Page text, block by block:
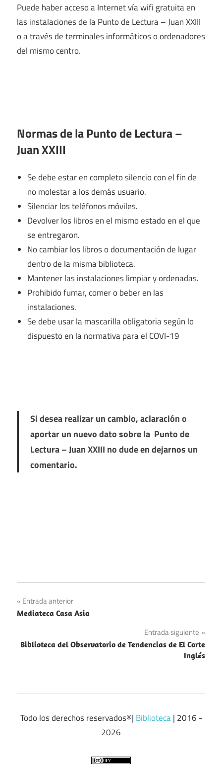
Puede haber acceso a Internet vía wifi gratuita en
las instalaciones de la Punto de Lectura – Juan XXIII
o a través de terminales informáticos o ordenadores
del mismo centro.
Normas de la Punto de Lectura –
Juan XXIII
Se debe estar en completo silencio con el fin de
no molestar a los demás usuario.
Silenciar los teléfonos móviles.
Devolver los libros en el mismo estado en el que
se entregaron.
No cambiar los libros o documentación de lugar
dentro de la misma biblioteca.
Mantener las instalaciones limpiar y ordenadas.
Prohibido fumar, comer o beber en las
instalaciones.
Se debe usar la mascarilla obligatoria según lo
dispuesto en la normativa para el COVI-19
Si desea realizar un cambio, aclaración o
aportar un nuevo dato sobre la Punto de
Lectura – Juan XXIII no dude en dejarnos un
comentario.
Navegación
de
entradas
Entrada anterior
Mediateca Casa Asia
Entrada siguiente
Biblioteca del Observatorio de Tendencias de El Corte
Inglés
Todo los derechos reservados®| Biblioteca| 2016 -
2026